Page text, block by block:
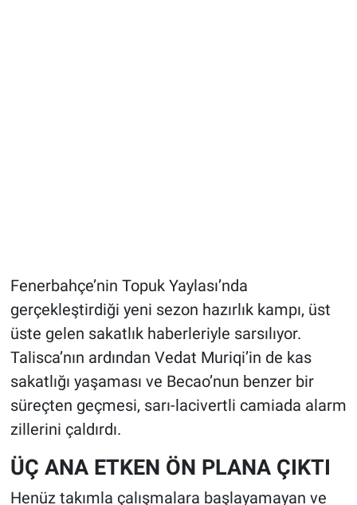
Fenerbahçe’nin Topuk Yaylası’nda
gerçekleştirdiği yeni sezon hazırlık kampı, üst
üste gelen sakatlık haberleriyle sarsılıyor.
Talisca’nın ardından Vedat Muriqi’in de kas
sakatlığı yaşaması ve Becao’nun benzer bir
süreçten geçmesi, sarı-lacivertli camiada alarm
zillerini çaldırdı.
ÜÇ ANA ETKEN ÖN PLANA ÇIKTI
Henüz takımla çalışmalara başlayamayan ve